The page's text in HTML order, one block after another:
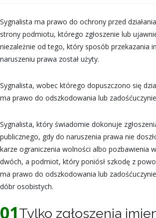
Sygnalista ma prawo do ochrony przed
strony podmiotu, którego zgłoszenie lub
niezależnie od tego, który sposób przekazania
naruszeniu prawa został użyty.
Sygnalista, wobec którego dopuszczono się
ma prawo do odszkodowania lub
Sygnalista, który świadomie dokonuje
publicznego, gdy do naruszenia prawa nie
karze ograniczenia wolności albo pozbawienia
dwóch, a podmiot, który poniósł szkodę z
ma prawo do odszkodowania lub
dóbr osobistych.
01Tylko zgłoszenia